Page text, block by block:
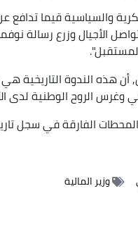
والسياسية قيما تدافع
الأجيال وزرع رسالة
هذه الندوة التاريخية
الروح الوطنية لدى
الفارقة في سجل
وزير المالية